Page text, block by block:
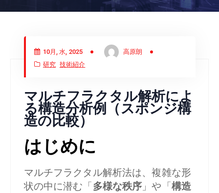
10月, 水, 2025
高原朗
研究 技術紹介
マルチフラクタル解析によ
る構造分析例（スポンジ構
造の比較）
はじめに
マルチフラクタル解析法は、複雑な形
状の中に潜む「多様な秩序 」や「構造